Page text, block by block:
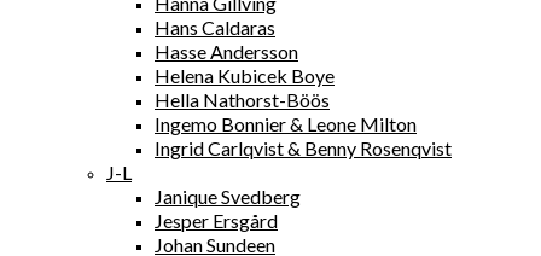
Hans Caldaras
Hasse Andersson
Helena Kubicek Boye
Hella Nathorst-Böös
Ingemo Bonnier & Leone Milton
Ingrid Carlqvist & Benny Rosenqvist
J-L
Janique Svedberg
Jesper Ersgård
Johan Sundeen